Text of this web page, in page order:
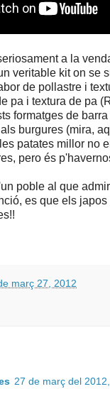
a la
veritable kit on se
de pollastre i
pa i textura de pa
formatges de
burgures (mira,
patates millor no
pero és
poble al que
es que els japos
març 27, 2012
27 de març del